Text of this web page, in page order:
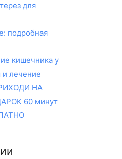
для
подробная
кишечника у
лечение
НА
60 минут